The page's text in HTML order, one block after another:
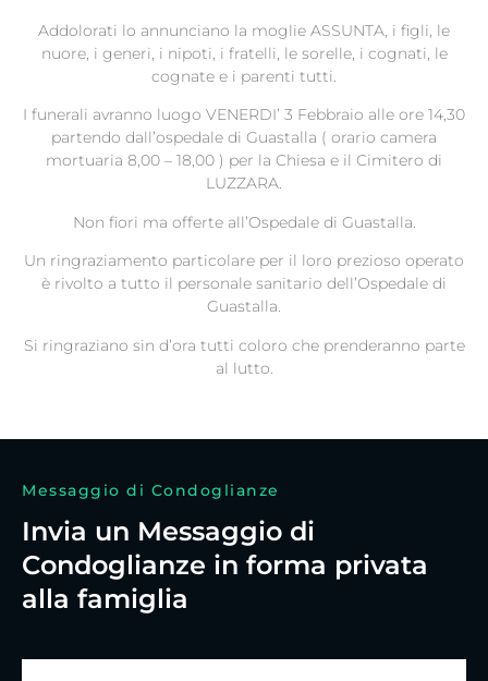
Addolorati lo annunciano la moglie ASSUNTA, i figli, le
nuore, i generi, i nipoti, i fratelli, le sorelle, i cognati, le
cognate e i parenti tutti.
I funerali avranno luogo VENERDI’ 3 Febbraio alle ore 14,30
partendo dall’ospedale di Guastalla ( orario camera
mortuaria 8,00 – 18,00 ) per la Chiesa e il Cimitero di
LUZZARA.
Non fiori ma offerte all’Ospedale di Guastalla.
Un ringraziamento particolare per il loro prezioso operato
è rivolto a tutto il personale sanitario dell’Ospedale di
Guastalla.
Si ringraziano sin d’ora tutti coloro che prenderanno parte
al lutto.
Messaggio di Condoglianze
Invia un Messaggio di
Condoglianze in forma privata
alla famiglia